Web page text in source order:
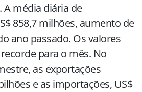
Amédia diária de
858,7 milhões, aumento de
ano passado. Os valores
para o mês. No
as exportações
e as importações, US$